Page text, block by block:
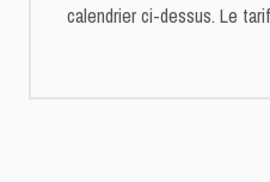
calendrier ci-dessus. Le